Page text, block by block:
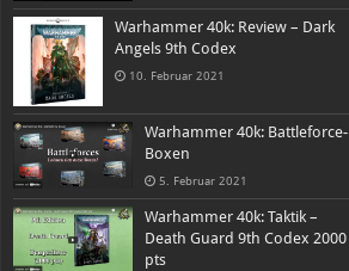
Warhammer 40k: Review – Dark
Angels 9th Codex
10. Februar 2021
Warhammer 40k: Battleforce-
Boxen
5. Februar 2021
Warhammer 40k: Taktik –
Death Guard 9th Codex 2000
pts